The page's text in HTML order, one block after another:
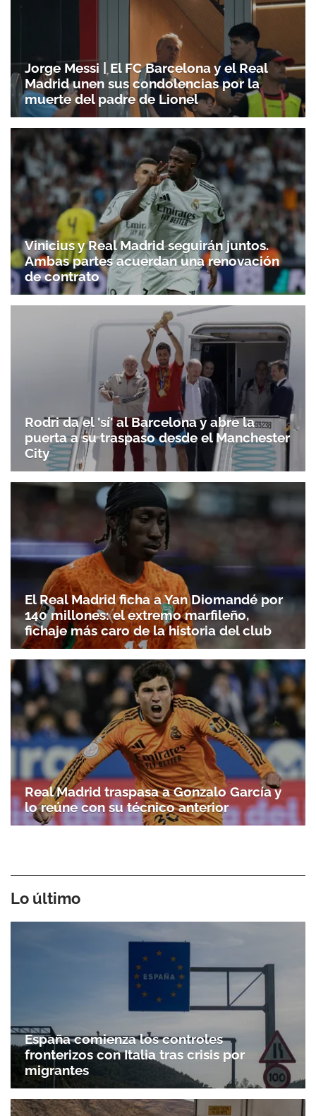
Jorge Messi | El FC Barcelona y el Real
Madrid unen sus condolencias por la
muerte del padre de Lionel
Vinicius y Real Madrid seguirán juntos.
Ambas partes acuerdan una renovación
de contrato
Rodri da el 'sí' al Barcelona y abre la
puerta a su traspaso desde el Manchester
City
El Real Madrid ficha a Yan Diomandé por
140 millones: el extremo marfileño,
fichaje más caro de la historia del club
Real Madrid traspasa a Gonzalo García y
lo reúne con su técnico anterior
Lo último
España comienza los controles
fronterizos con Italia tras crisis por
migrantes